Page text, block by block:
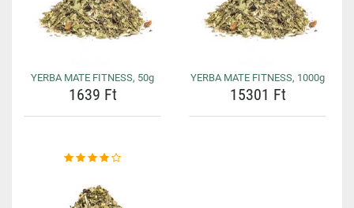
YERBA MATE FITNESS, 50g
1639 Ft
YERBA MATE FITNESS, 1000g
15301 Ft